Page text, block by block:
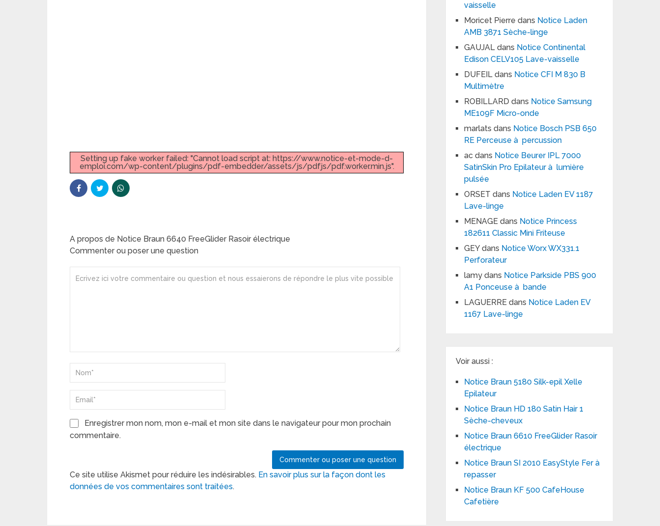
Setting up fake worker failed: "Cannot load script at: https://www.notice-et-mode-d-
emploi.com/wp-content/plugins/pdf-embedder/assets/js/pdfjs/pdf.worker.min.js".
A propos de Notice Braun 6640 FreeGlider Rasoir électrique
Commenter ou poser une question
Enregistrer mon nom, mon e-mail et mon site dans le navigateur pour mon prochain
commentaire.
Ce site utilise Akismet pour réduire les indésirables. En savoir plus sur la façon dont les
données de vos commentaires sont traitées.
vaisselle
Moricet Pierre dans Notice Laden
AMB 3871 Sèche-linge
GAUJAL dans Notice Continental
Edison CELV105 Lave-vaisselle
DUFEIL dans Notice CFI M 830 B
Multimètre
ROBILLARD dans Notice Samsung
ME109F Micro-onde
marlats dans Notice Bosch PSB 650
RE Perceuse à percussion
ac dans Notice Beurer IPL 7000
SatinSkin Pro Epilateur à lumière
pulsée
ORSET dans Notice Laden EV 1187
Lave-linge
MENAGE dans Notice Princess
182611 Classic Mini Friteuse
GEYdans Notice Worx WX331.1
Perforateur
lamy dans Notice Parkside PBS 900
A1 Ponceuse à bande
LAGUERRE dans Notice Laden EV
1167 Lave-linge
Voir aussi :
Notice Braun 5180 Silk-epil Xelle
Epilateur
Notice Braun HD 180 Satin Hair 1
Sèche-cheveux
Notice Braun 6610 FreeGlider Rasoir
électrique
Notice Braun SI 2010 EasyStyle Fer à
repasser
Notice Braun KF 500 CafeHouse
Cafetière